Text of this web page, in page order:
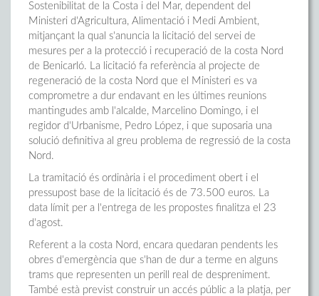
Sostenibilitat de la Costa i del Mar, dependent del
Ministeri d'Agricultura, Alimentació i Medi Ambient,
mitjançant la qual s'anuncia la licitació del servei de
mesures per a la protecció i recuperació de la costa Nord
de Benicarló. La licitació fa referència al projecte de
regeneració de la costa Nord que el Ministeri es va
comprometre a dur endavant en les últimes reunions
mantingudes amb l'alcalde, Marcelino Domingo, i el
regidor d'Urbanisme, Pedro López, i que suposaria una
solució definitiva al greu problema de regressió de la costa
Nord.
La tramitació és ordinària i el procediment obert i el
pressupost base de la licitació és de 73.500 euros. La
data límit per a l'entrega de les propostes finalitza el 23
d'agost.
Referent a la costa Nord, encara quedaran pendents les
obres d'emergència que s'han de dur a terme en alguns
trams que representen un perill real de despreniment.
També està previst construir un accés públic a la platja, per